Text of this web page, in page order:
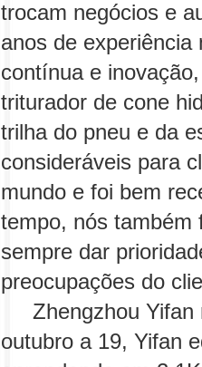
trocam negócios e
anos de
contínua e
triturador de cone
trilha do pneu e da
consideráveis para
mundo e foi bem
tempo, nós também
sempre dar
preocupações do
Zhengzhou Yifan
outubro a 19, Yifan